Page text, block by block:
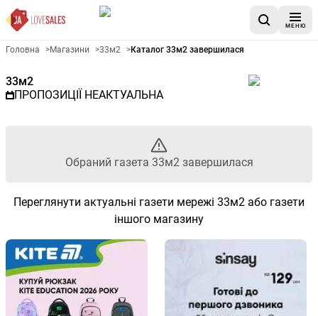
МЕНЮ
Рекламна газета 33м2 -
Головна >Магазини >33м2 >Каталог 33м2 завершилася
33м2
ПРОПОЗИЦІЇ НЕАКТУАЛЬНА
Обраний газета 33м2 завершилася
Переглянути актуальні газети мережі 33м2 або газети
іншого магазину